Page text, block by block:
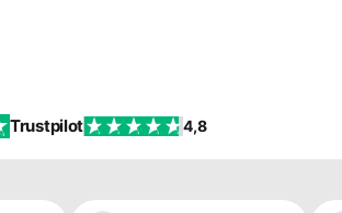
Trustpilot 4,8